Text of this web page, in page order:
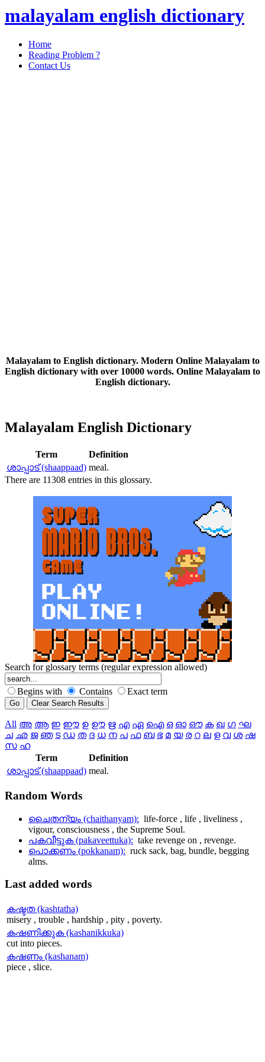
malayalam english dictionary
Home
Reading Problem ?
Contact Us
Malayalam to English dictionary. Modern Online Malayalam to
English dictionary with over 10000 words. Online Malayalam to
English dictionary.
Malayalam English Dictionary
Term
Definition
ശാപ്പാട് (shaappaad) meal.
There are 11308 entries in this glossary.
Search for glossary terms (regular expression allowed)
Begins with Contains Exact term
All അ ആ ഇ ഈ ഉ ഊ ഋ എ ഏ ഐ ഒ ഓ ഔ ക ഖ ഗ ഘ
ച ഛ ജ ഞ ട ഡ ത ദ ധ ന പ ഫ ബ ഭ മ യ ര റ ല ള വ ശ ഷ
സ ഹ
Term
Definition
ശാപ്പാട് (shaappaad) meal.
Random Words
ചൈതന്യം (chaithanyam): life-force , life , liveliness ,
vigour, consciousness , the Supreme Soul.
പകവീട്ടുക (pakaveettuka): take revenge on , revenge.
പൊക്കണം (pokkanam): ruck sack, bag, bundle, begging
alms.
Lastadded words
കഷ്ടത (kashtatha)
misery , trouble , hardship , pity , poverty.
കഷണിക്കുക (kashanikkuka)
cut into pieces.
കഷണം (kashanam)
piece , slice.